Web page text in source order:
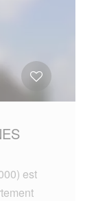
est